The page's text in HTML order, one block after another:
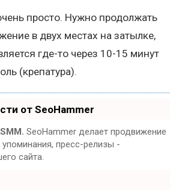
просто. Нужно продолжать
в двух местах на затылке,
где-то через 10-15 минут
(крепатура).
от SeoHammer
SeoHammer делает продвижение
пресс-релизы -
сайта.